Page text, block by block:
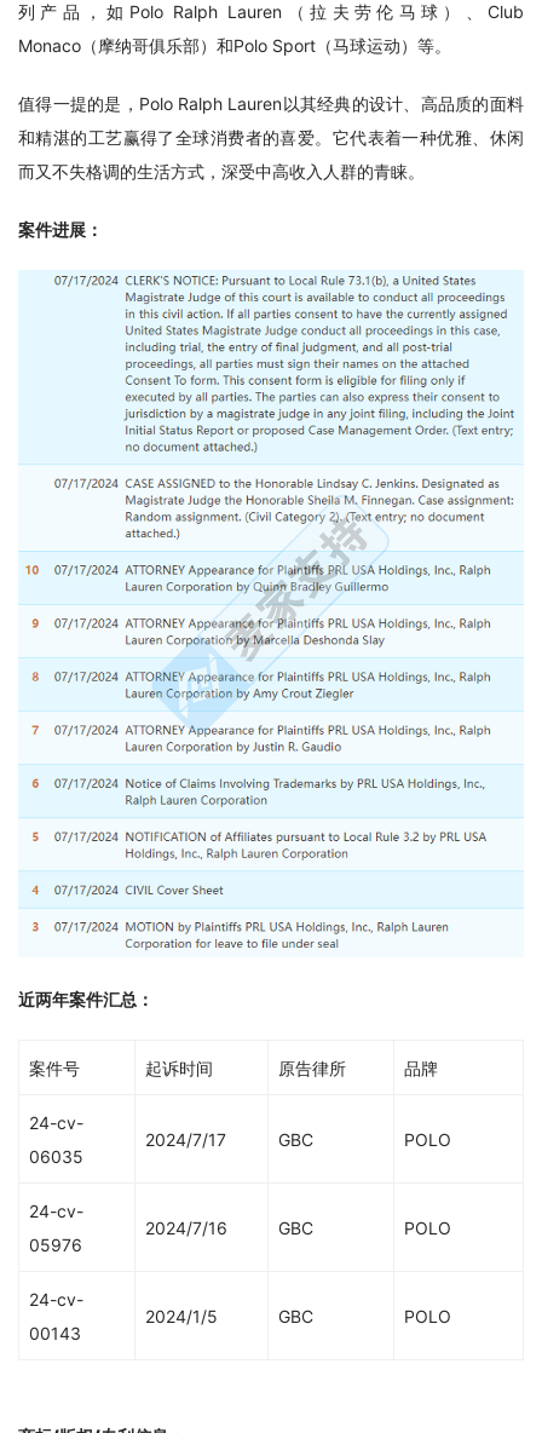
列产品，如Polo Ralph Lauren（拉夫劳伦马球）、Club
Monaco（摩纳哥俱乐部）和Polo Sport（马球运动）等。
值得一提的是，Polo Ralph Lauren以其经典的设计、高品质的面料
和精湛的工艺赢得了全球消费者的喜爱。它代表着一种优雅、休闲
而又不失格调的生活方式，深受中高收入人群的青睐。
案件进展：
近两年案件汇总：
案件号 起诉时间 原告律所 品牌
24-cv-
06035
2024/7/17 GBC POLO
24-cv-
05976
2024/7/16 GBC POLO
24-cv-
00143
2024/1/5 GBC POLO